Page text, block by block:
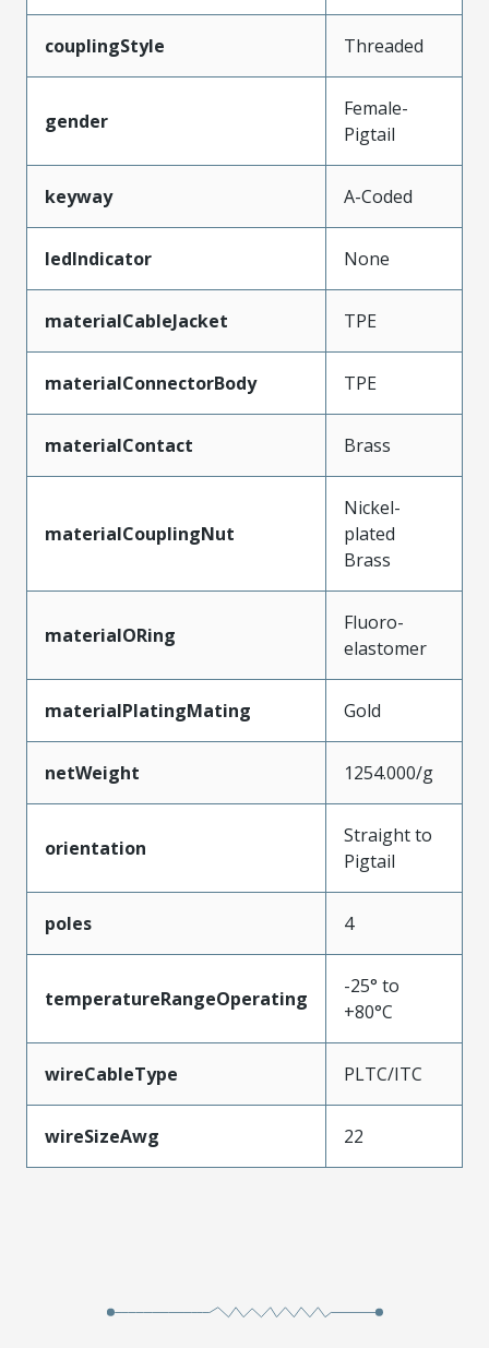
couplingStyle Threaded
gender
Female-
Pigtail
keyway A-Coded
ledIndicator None
materialCableJacket TPE
materialConnectorBody TPE
materialContact Brass
materialCouplingNut
Nickel-
plated
Brass
materialORing
Fluoro-
elastomer
materialPlatingMating Gold
netWeight 1254.000/g
orientation
Straight to
Pigtail
poles 4
temperatureRangeOperating
-25° to
+80°C
wireCableType PLTC/ITC
wireSizeAwg 22